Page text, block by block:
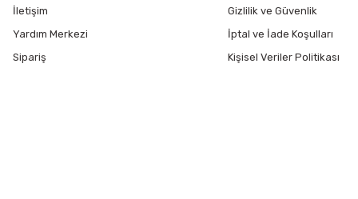
İletişim
Yardım Merkezi
Sipariş
Gizlilik ve Güvenlik
İptal ve İade Koşulları
Kişisel Veriler Politikası